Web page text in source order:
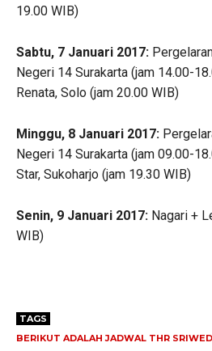
19.00 WIB)
Sabtu, 7 Januari 2017:
Negeri 14 Surakarta (jam 14.00-
Renata, Solo (jam 20.00 WIB)
Minggu, 8 Januari 2017:
Negeri 14 Surakarta (jam 09.00-
Star, Sukoharjo (jam 19.30 WIB)
Senin, 9 Januari 2017: Nagari +
WIB)
TAGS
BERIKUT ADALAH JADWAL THR